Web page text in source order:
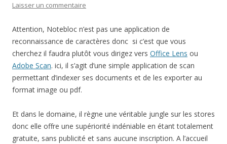
Laisser un commentaire
Attention, Notebloc n’est pas une application de
reconnaissance de caractères donc si c’est que vous
cherchez il faudra plutôt vous dirigez vers Office Lens ou
Adobe Scan. ici, il s’agit d’une simple application de scan
permettant d’indexer ses documents et de les exporter au
format image ou pdf.
Et dans le domaine, il règne une véritable jungle sur les stores
donc elle offre une supériorité indéniable en étant totalement
gratuite, sans publicité et sans aucune inscription. A l’accueil